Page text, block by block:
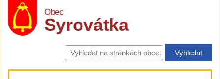
Obec
Syrovátka
Vyhledávání
na
stránkách